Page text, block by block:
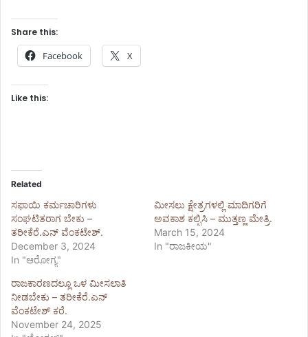
Share this:
Facebook X
Like this:
Related
ಸಫಾಯಿ ಕರ್ಮಚಾರಿಗಳು
ಸಂಘಟಿತರಾಗ ಬೇಕು –
ತರೀಕೆರೆ.ಎನ್ ವೆಂಕಟೇಶ್.
December 3, 2024
In "ಆರೋಗ್ಯ"
ಮೀಸಲು ಕ್ಷೇತ್ರಗಳಲ್ಲಿ ಮಾದಿಗರಿಗೆ
ಅವಕಾಶ ಕಲ್ಪಿಸಿ – ಮುತ್ತಣ್ಣ ಮೇತ್ರಿ.
March 15, 2024
In "ರಾಜಕೀಯ"
ರಾಜಕಾರಣದಲ್ಲೂ ಒಳ ಮೀಸಲಾತಿ
ನೀಡಬೇಕು – ತರೀಕೆರೆ.ಎನ್
ವೆಂಕಟೇಶ್ ಕರೆ.
November 24, 2025